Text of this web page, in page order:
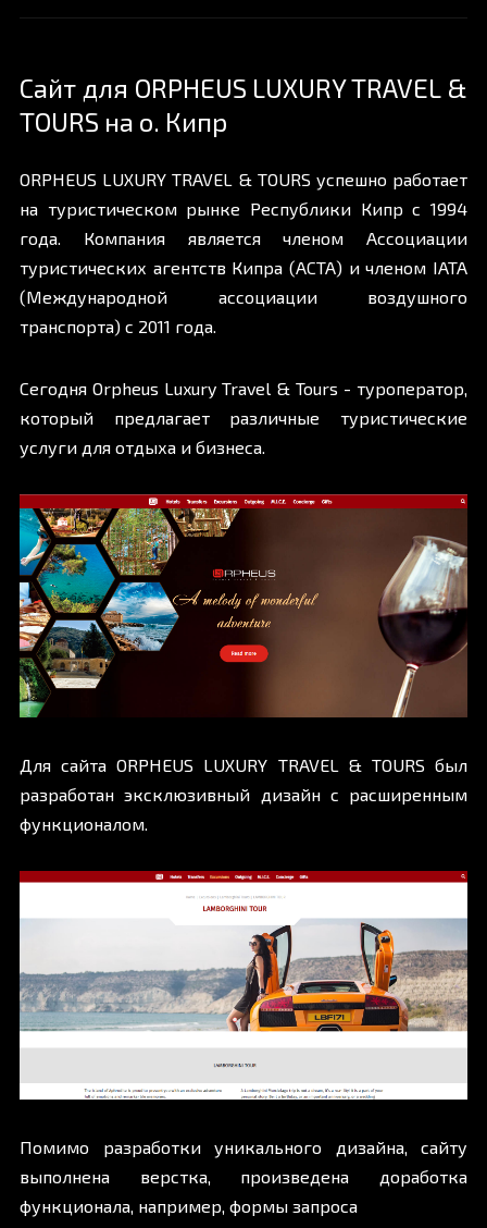
Сайт для ORPHEUS LUXURY TRAVEL &
TOURS на о. Кипр
ORPHEUS LUXURY TRAVEL & TOURS успешно работает
на туристическом рынке Республики Кипр с 1994
года. Компания является членом Ассоциации
туристических агентств Кипра (ACTA) и членом IATA
(Международной ассоциации воздушного
транспорта) с 2011 года.
Сегодня Orpheus Luxury Travel & Tours - туроператор,
который предлагает различные туристические
услуги для отдыха и бизнеса.
Для сайта ORPHEUS LUXURY TRAVEL & TOURS был
разработан эксклюзивный дизайн с расширенным
функционалом.
Помимо разработки уникального дизайна, сайту
выполнена верстка, произведена доработка
функционала, например, формы запроса